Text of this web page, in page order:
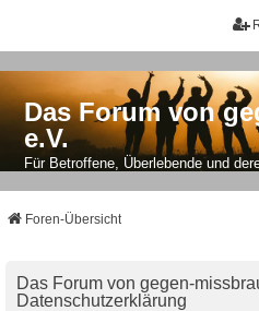
Das Forum von
e.V.
Für Betroffene, Überlebende und
Foren-Übersicht
Das Forum von gegen-
Datenschutzerklärung